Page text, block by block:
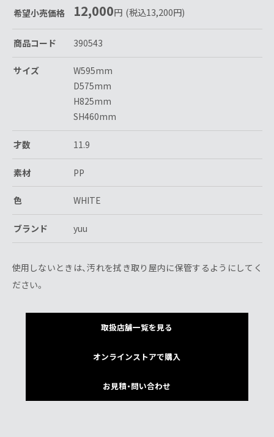
希望小売価格 12,000円 (税込13,200円)
商品コード 390543
サイズ
W595mm
D575mm
H825mm
SH460mm
才数 11.9
素材 PP
色 WHITE
ブランド yuu
使用しないときは、汚れを拭き取り屋内に保管するようにしてく
ださい。
取扱店舗一覧を見る
オンラインストアで購入
お見積・問い合わせ